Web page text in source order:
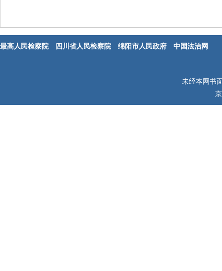
最高人民检察院 四川省人民检察院 绵阳市人民政府 中国法治网
未经本网书